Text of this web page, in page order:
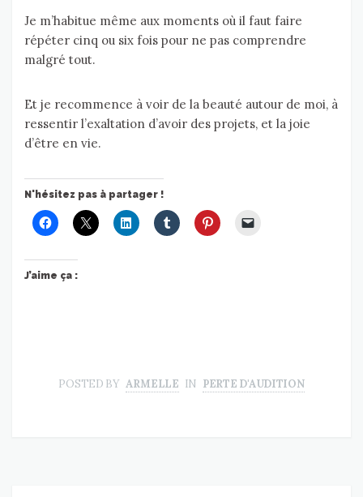
Je m’habitue même aux moments où il faut faire
répéter cinq ou six fois pour ne pas comprendre
malgré tout.
Et je recommence à voir de la beauté autour de moi, à
ressentir l’exaltation d’avoir des projets, et la joie
d’être en vie.
N'hésitez pas à partager !
J’aime ça :
POSTED BY ARMELLE IN PERTE D'AUDITION